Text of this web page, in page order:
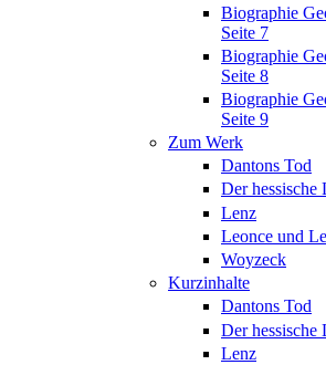
Biographie
Seite 7
Biographie
Seite 8
Biographie
Seite 9
Zum Werk
Dantons Tod
Der hessische
Lenz
Leonce und
Woyzeck
Kurzinhalte
Dantons Tod
Der hessische
Lenz